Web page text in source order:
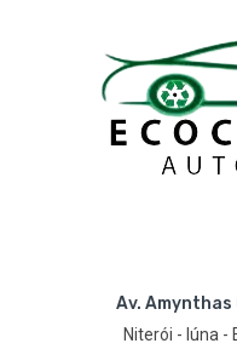
Av. Amynthas
Niterói - Iúna -